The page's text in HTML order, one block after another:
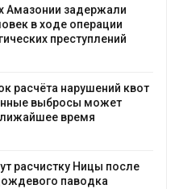
Амазонии задержали
в ходе операции
преступлений
расчёта нарушений квот
выбросы может
время
расчистку Ницы после
паводка